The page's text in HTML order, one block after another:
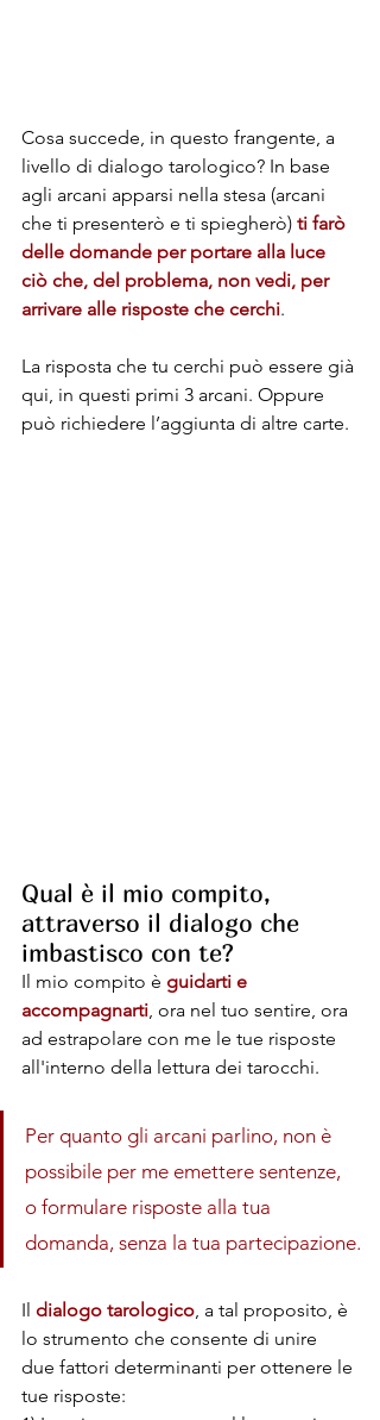
Cosa succede, in questo frangente, a
livello di dialogo tarologico? In base
agli arcani apparsi nella stesa (arcani
che ti presenterò e ti spiegherò) ti farò
delle domande per portare alla luce
ciò che, del problema, non vedi, per
arrivare alle risposte che cerchi.
La risposta che tu cerchi può essere già
qui, in questi primi 3 arcani. Oppure
può richiedere l’aggiunta di altre carte.
Qual è il mio compito,
attraverso il dialogo che
imbastisco con te?
Il mio compito è guidarti e
accompagnarti, ora nel tuo sentire, ora
ad estrapolare con me le tue risposte
all'interno della lettura dei tarocchi.
Per quanto gli arcani parlino, non è
possibile per me emettere sentenze,
o formulare risposte alla tua
domanda, senza la tua partecipazione.
Il dialogo tarologico, a tal proposito, è
lo strumento che consente di unire
due fattori determinanti per ottenere le
tue risposte: